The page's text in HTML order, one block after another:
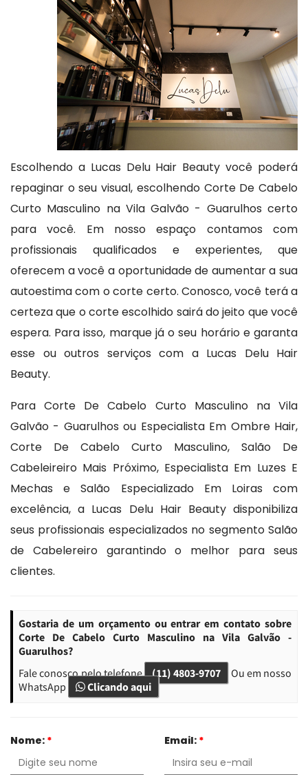
Escolhendo a Lucas Delu Hair Beauty você poderá
repaginar o seu visual, escolhendo Corte De Cabelo
Curto Masculino na Vila Galvão - Guarulhos certo
para você. Em nosso espaço contamos com
profissionais qualificados e experientes, que
oferecem a você a oportunidade de aumentar a sua
autoestima com o corte certo. Conosco, você terá a
certeza que o corte escolhido sairá do jeito que você
espera. Para isso, marque já o seu horário e garanta
esse ou outros serviços com a Lucas Delu Hair
Beauty.
Para Corte De Cabelo Curto Masculino na Vila
Galvão - Guarulhos ou Especialista Em Ombre Hair,
Corte De Cabelo Curto Masculino, Salão De
Cabeleireiro Mais Próximo, Especialista Em Luzes E
Mechas e Salão Especializado Em Loiras com
excelência, a Lucas Delu Hair Beauty disponibiliza
seus profissionais especializados no segmento Salão
de Cabelereiro garantindo o melhor para seus
clientes.
Gostaria de um orçamento ou entrar em contato sobre
Corte De Cabelo Curto Masculino na Vila Galvão -
Guarulhos?
Fale conosco pelo telefone (11) 4803-9707
Ou em nosso
WhatsApp
Clicando aqui
Nome: * Email: *